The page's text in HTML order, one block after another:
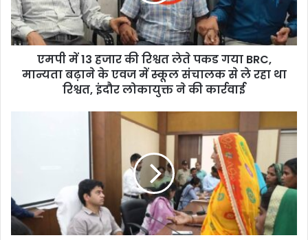
l
a
d
एमपी में 13 हजार की रिश्वत लेते पकड गया BRC,
मान्यता बढ़ाने के एवज में स्कूल संचालक से ले रहा था
रिश्वत, इंदौर लोकायुक्त ने की कार्रवाई